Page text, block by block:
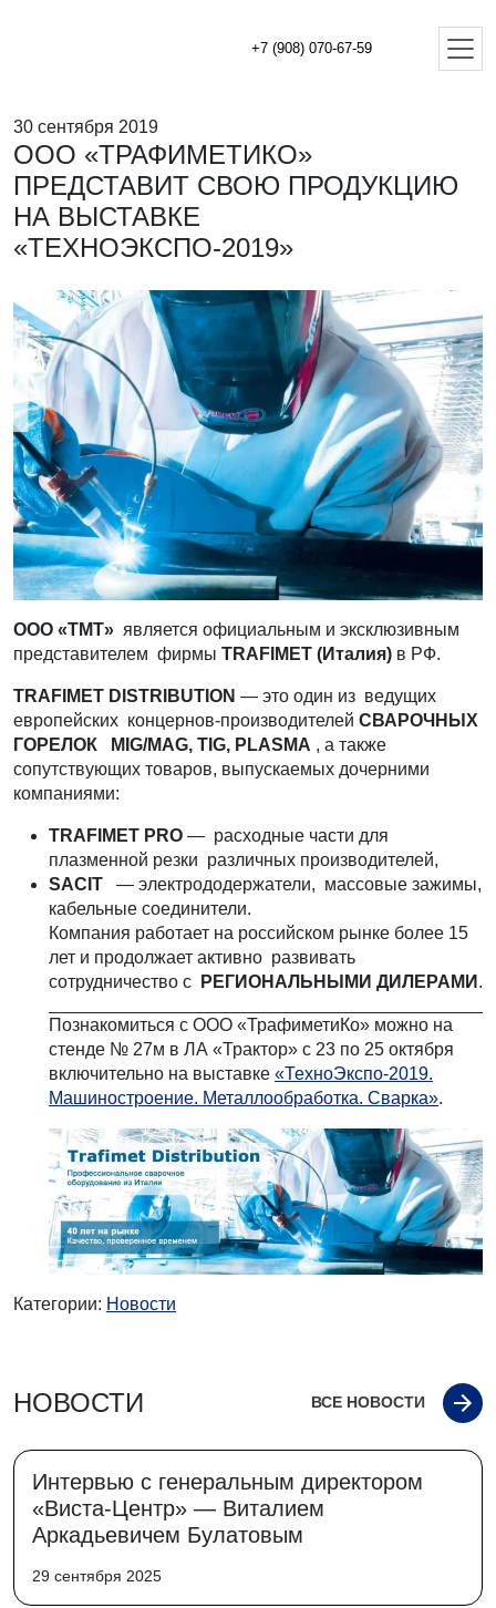
+7 (908) 070-67-59
30 сентября 2019
ООО «ТРАФИМЕТИКО»
ПРЕДСТАВИТ СВОЮ ПРОДУКЦИЮ
НА ВЫСТАВКЕ
«ТЕХНОЭКСПО-2019»
ООО «ТМТ» является официальным и эксклюзивным
представителем фирмы TRAFIMET (Италия) в РФ.
TRAFIMET DISTRIBUTION — это один из ведущих
европейских концернов-производителей СВАРОЧНЫХ
ГОРЕЛОК
MIG/MAG, TIG, PLASMA , а также
сопутствующих товаров, выпускаемых дочерними
компаниями:
TRAFIMET PRO — расходные части для
плазменной резки различных производителей,
SACIT — электрододержатели, массовые зажимы,
кабельные соединители.
Компания работает на российском рынке более 15
лет и продолжает активно развивать
сотрудничество с
РЕГИОНАЛЬНЫМИ ДИЛЕРАМИ .
Познакомиться с ООО «ТрафиметиКо» можно на
стенде № 27м в ЛА «Трактор» с 23 по 25 октября
включительно на выставке «ТехноЭкспо-2019.
Машиностроение. Металлообработка. Сварка».
Категории: Новости
НОВОСТИ ВСЕ НОВОСТИ
Интервью с генеральным директором
«Виста-Центр» — Виталием
Аркадьевичем Булатовым
29 сентября 2025